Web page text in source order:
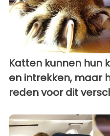
Katten kunnen hun
en intrekken, maar
reden voor dit